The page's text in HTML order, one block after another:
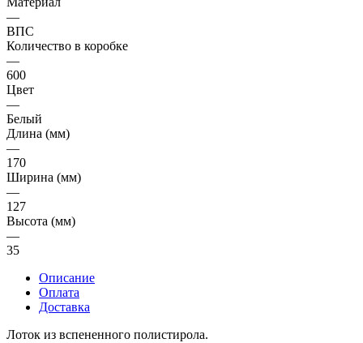
—
ВПС
Количество в коробке
—
600
Цвет
—
Белый
Длина (мм)
—
170
Ширина (мм)
—
127
Высота (мм)
—
35
Описание
Оплата
Доставка
Лоток из вспененного полистирола.